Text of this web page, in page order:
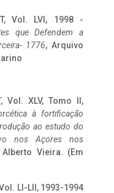
Vol. LVI, 1998 -
que Defendem a
1776, Arquivo
Vol. XLV, Tomo II,
à fortificação
ao estudo do
nos Açores nos
Alberto Vieira. (Em
LI-LII, 1993-1994